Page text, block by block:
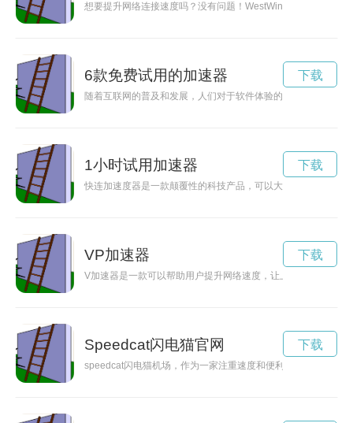
想要提升网络连接速度吗？没有问题！WestWingy加速器是您
6款免费试用的加速器
随着互联网的普及和发展，人们对于软件体验的要求也越来越
下载
1小时试用加速器
快连加速度器是一款颠覆性的科技产品，可以大幅提高设备的
下载
VP加速器
V加速器是一款可以帮助用户提升网络速度，让上网体验更加
下载
Speedcat闪电猫官网
speedcat闪电猫机场，作为一家注重速度和便利的机场，不仅
下载